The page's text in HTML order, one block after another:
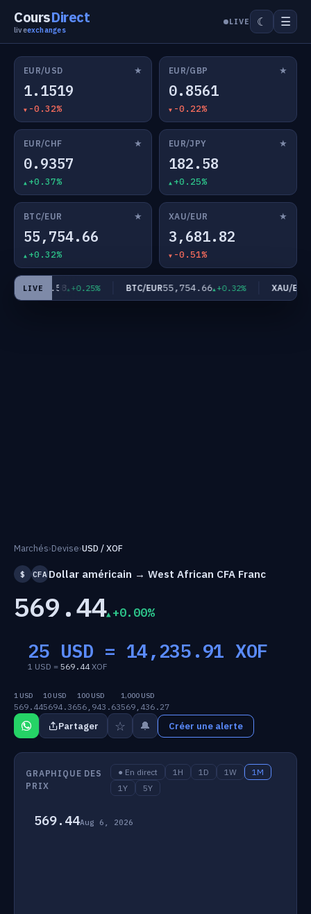
CoursDirect
liveexchanges
LIVE ☾ ☰
EUR/USD ★
1.1519
-0.32%
EUR/GBP ★
0.8561
-0.22%
EUR/CHF ★
0.9357
+0.37%
EUR/JPY ★
182.58
+0.25%
BTC/EUR ★
55,754.66
+0.32%
XAU/EUR ★
3,681.82
-0.51%
LIVE
JPY182.58 +0.25% BTC/EUR55,754.66 +0.32% XAU/EUR
Marchés›Devise›USD / XOF
$ CFA Dollar américain → West African CFA Franc
569.44 +0.00%
25 USD = 14,235.91 XOF
1 USD = 569.44XOF
1 USD
569.44
10 USD
5694.36
100 USD
56,943.63
1,000 USD
569,436.27
Partager ☆ 🔔 Créer une alerte
GRAPHIQUE DES
PRIX
● En direct 1H 1D 1W
1M
1Y
5Y
569.44Aug 6, 2026